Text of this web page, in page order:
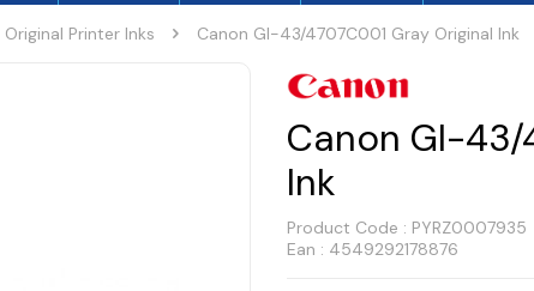
Original Printer Inks Canon GI-43/4707C001 Gray Original Ink
Canon GI-43/
Ink
Product Code : PYRZ0007935
Ean : 4549292178876